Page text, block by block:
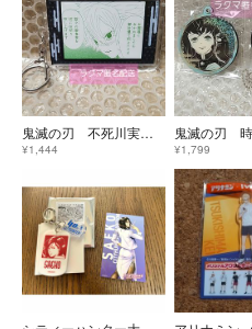
鬼滅の刃 不死川実弥 ブロマイドキーホルダー ジャンプショップ
¥1,444 ¥1,799